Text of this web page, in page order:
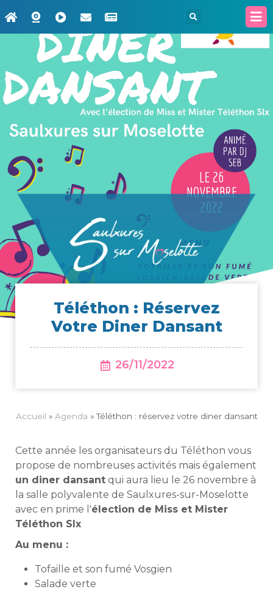
Télé­thon : Réser­vez
Votre Diner Dansant
26/11/2022
Accueil » Agenda »Téléthon : réservez votre diner dansant
Cette année les organisateurs du Téléthon vous
propose de nombreuses activités mais également
un diner dansant qui aura lieu le 26 novembre à
la salle polyvalente de Saulxures-sur-Moselotte
avec en prime l'élection de Miss et Mister
Téléthon Slx
Au menu :
Tofaille et son fumé Vosgien
Salade verte